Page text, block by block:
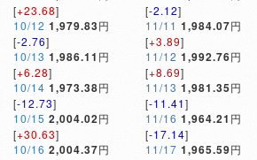
[+23.68]
10/12 1,979.83円
[-2.76]
10/13 1,986.11 円
[+6.28]
10/14 1,973.38円
[-12.73]
10/15 2,004.02円
[+30.63]
10/16 2,004.37円
[-2.12]
11/11 1,984.07円
[+3.89]
11/12 1,992.76円
[+8.69]
11/13 1,981.35円
[-11.41]
11/16 1,964.21 円
[-17.14]
11/17 1,965.59円